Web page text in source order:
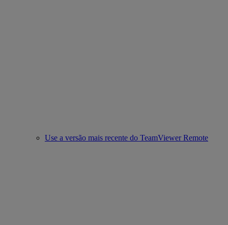
Use a versão mais recente do TeamViewer Remote